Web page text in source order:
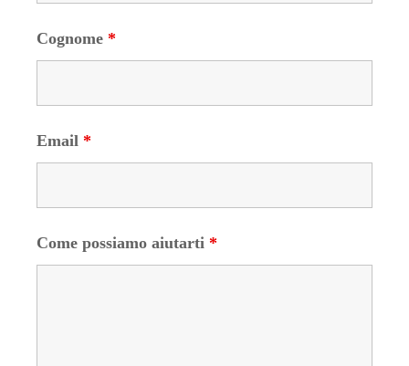
Cognome *
Email *
Come possiamo aiutarti *